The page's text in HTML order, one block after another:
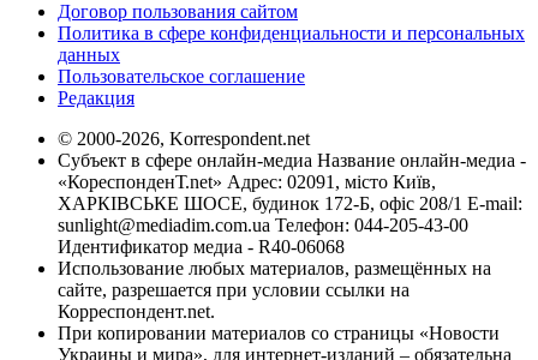
Договор пользования сайтом
Политика в сфере конфиденциальности и персональных
данных
Пользовательское соглашение
Редакция
© 2000-2026, Korrespondent.net
Субъект в сфере онлайн-медиа Название онлайн-медиа -
«КореспонденТ.net» Адрес: 02091, місто Київ,
ХАРКІВСЬКЕ ШОСЕ, будинок 172-Б, офіс 208/1 E-mail:
sunlight@mediadim.com.ua Телефон: 044-205-43-00
Идентификатор медиа - R40-06068
Использование любых материалов, размещённых на
сайте, разрешается при условии ссылки на
Корреспондент.net.
При копировании материалов со страницы «Новости
Украины и мира», для интернет-изданий – обязательна